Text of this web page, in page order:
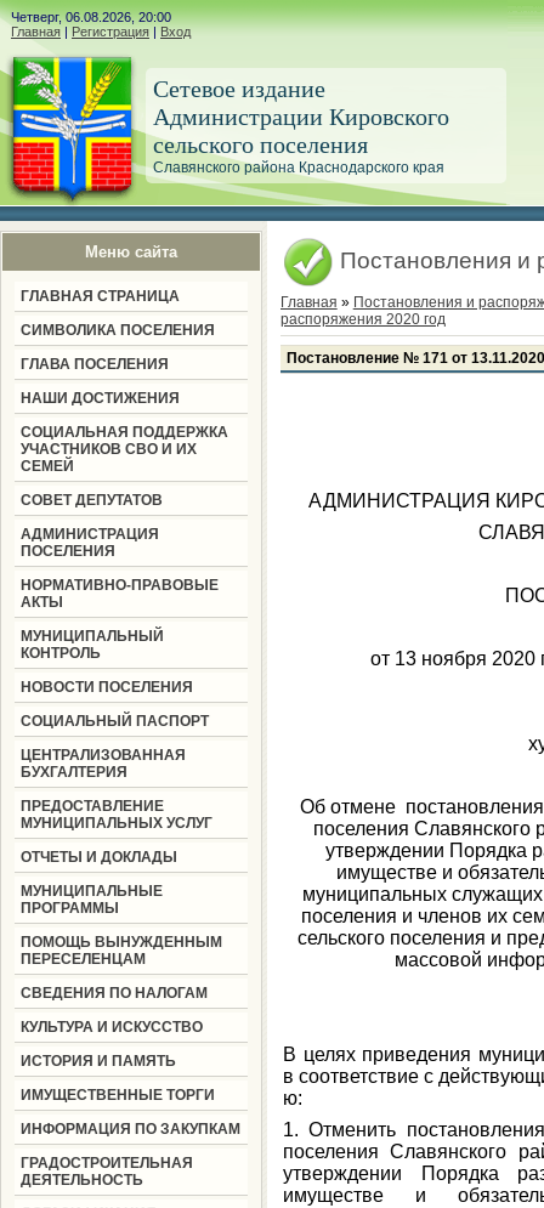
Четверг, 06.08.2026, 20:00
Главная | Регистрация | Вход
Сетевое издание
Администрации Кировского
сельского поселения
Славянского района Краснодарского края
Меню сайта
ГЛАВНАЯ СТРАНИЦА
СИМВОЛИКА ПОСЕЛЕНИЯ
ГЛАВА ПОСЕЛЕНИЯ
НАШИ ДОСТИЖЕНИЯ
СОЦИАЛЬНАЯ ПОДДЕРЖКА
УЧАСТНИКОВ СВО И ИХ
СЕМЕЙ
СОВЕТ ДЕПУТАТОВ
АДМИНИСТРАЦИЯ
ПОСЕЛЕНИЯ
НОРМАТИВНО-ПРАВОВЫЕ
АКТЫ
МУНИЦИПАЛЬНЫЙ
КОНТРОЛЬ
НОВОСТИ ПОСЕЛЕНИЯ
СОЦИАЛЬНЫЙ ПАСПОРТ
ЦЕНТРАЛИЗОВАННАЯ
БУХГАЛТЕРИЯ
ПРЕДОСТАВЛЕНИЕ
МУНИЦИПАЛЬНЫХ УСЛУГ
ОТЧЕТЫ И ДОКЛАДЫ
МУНИЦИПАЛЬНЫЕ
ПРОГРАММЫ
ПОМОЩЬ ВЫНУЖДЕННЫМ
ПЕРЕСЕЛЕНЦАМ
СВЕДЕНИЯ ПО НАЛОГАМ
КУЛЬТУРА И ИСКУССТВО
ИСТОРИЯ И ПАМЯТЬ
ИМУЩЕСТВЕННЫЕ ТОРГИ
ИНФОРМАЦИЯ ПО ЗАКУПКАМ
ГРАДОСТРОИТЕЛЬНАЯ
ДЕЯТЕЛЬНОСТЬ
Постановления и
Главная » Постановления и
распоряжения 2020 год
Постановление № 171 от 13.11.2020
АДМИНИСТРАЦИЯ
от 13
Об отмене постановления
поселения
утверждении Порядка
имуществе и
муниципальных служащих
поселения и членов их
сельского поселения и
массовой
В целях приведения
в соответствие с
ю:
1. Отменить
поселения Славянского
утверждении Порядка
имуществе и